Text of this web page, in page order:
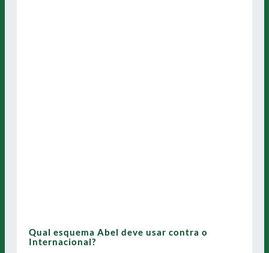
Qual esquema Abel deve usar contra o
Internacional?